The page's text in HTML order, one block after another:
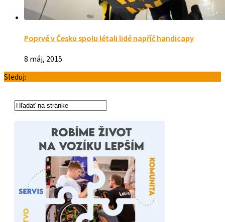
Poprvé v Česku spolu létali lidé napříč handicapy
8 máj, 2015
Sleduj: